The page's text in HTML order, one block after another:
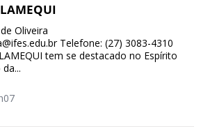
Oliveira
Telefone: (27) 3083-4310
tem se destacado no Espírito